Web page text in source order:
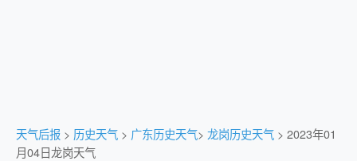
天气后报 > 历史天气 > 广东历史天气> 龙岗历史天气 > 2023年01
月04日龙岗天气